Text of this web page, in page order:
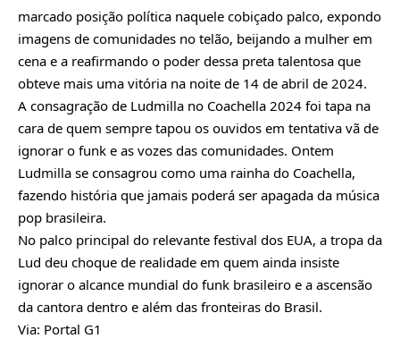
marcado posição política naquele cobiçado palco, expondo
imagens de comunidades no telão, beijando a mulher em
cena e a reafirmando o poder dessa preta talentosa que
obteve mais uma vitória na noite de 14 de abril de 2024.
A consagração de Ludmilla no Coachella 2024 foi tapa na
cara de quem sempre tapou os ouvidos em tentativa vã de
ignorar o funk e as vozes das comunidades. Ontem
Ludmilla se consagrou como uma rainha do Coachella,
fazendo história que jamais poderá ser apagada da música
pop brasileira.
No palco principal do relevante festival dos EUA, a tropa da
Lud deu choque de realidade em quem ainda insiste
ignorar o alcance mundial do funk brasileiro e a ascensão
da cantora dentro e além das fronteiras do Brasil.
Via: Portal G1